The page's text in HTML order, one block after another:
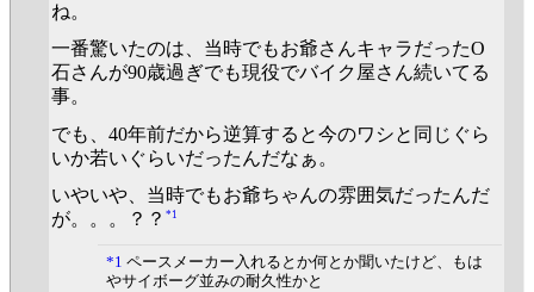
ね。
一番驚いたのは、当時でもお爺さんキャラだったO
石さんが90歳過ぎでも現役でバイク屋さん続いてる
事。
でも、40年前だから逆算すると今のワシと同じぐら
いか若いぐらいだったんだなぁ。
いやいや、当時でもお爺ちゃんの雰囲気だったんだ
が。。。？？ *1
*1 ペースメーカー入れるとか何とか聞いたけど、もは
やサイボーグ並みの耐久性かと